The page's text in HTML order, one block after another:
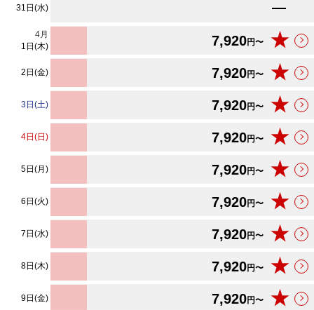
31日(水) ★
4月
1日(木)
7,920円〜 ★
2日(金) 7,920円〜 ★
3日(土) 7,920円〜 ★
4日(日) 7,920円〜 ★
5日(月) 7,920円〜 ★
6日(火) 7,920円〜 ★
7日(水) 7,920円〜 ★
8日(木) 7,920円〜 ★
9日(金) 7,920円〜 ★